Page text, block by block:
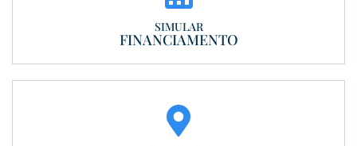
SIMULAR
FINANCIAMENTO